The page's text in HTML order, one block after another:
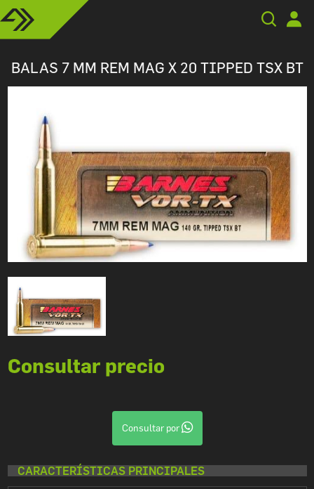
BALAS 7 MM REM MAG X 20 TIPPED TSX BT
Consultar precio
Consultar por
CARACTERÍSTICAS PRINCIPALES